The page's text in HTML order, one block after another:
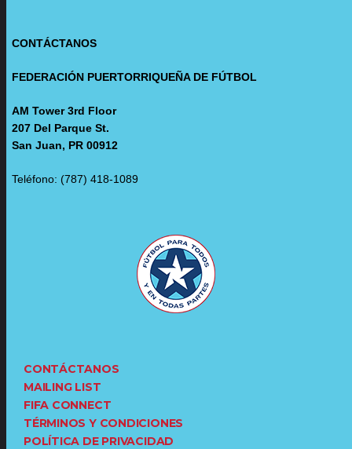
CONTÁCTANOS
FEDERACIÓN PUERTORRIQUEÑA DE FÚTBOL
AM Tower 3rd Floor
207 Del Parque St.
San Juan, PR 00912
Teléfono: (787) 418-1089
CONTÁCTANOS
MAILING LIST
FIFA CONNECT
TÉRMINOS Y CONDICIONES
POLÍTICA DE PRIVACIDAD